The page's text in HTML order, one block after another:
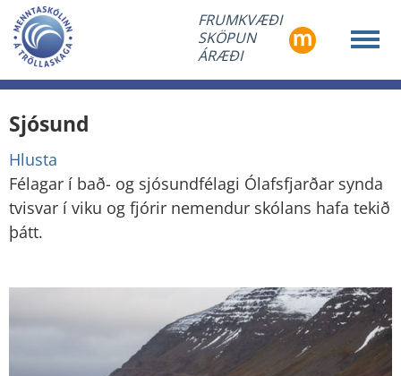
FRUMKVÆÐI
SKÖPUN
ÁRÆÐI
Sjósund
Hlusta
Félagar í bað- og sjósundfélagi Ólafsfjarðar synda
tvisvar í viku og fjórir nemendur skólans hafa tekið
þátt.